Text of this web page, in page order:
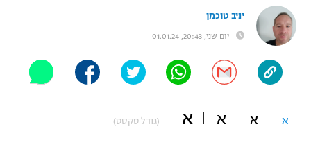
"מעל הליגה" – פודקאסט
"מחצית בשכונה" – פודקאסט
משתתפים וזוכים בפרסים
בני יהודה
ליגות נוספות
UFC
היאבקות WWE
אופניים
ספורט מוטורי
יניב טוכמן
יום שני, 20:43, 01.01.24
א א א א (גודל טקסט)